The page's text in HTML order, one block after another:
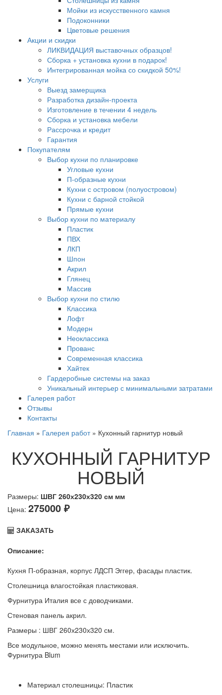
Мойки из искусственного камня
Подоконники
Цветовые решения
Акции и скидки
ЛИКВИДАЦИЯ выставочных образцов!
Сборка + установка кухни в подарок!
Интегрированная мойка со скидкой 50%!
Услуги
Выезд замерщика
Разработка дизайн-проекта
Изготовление в течении 4 недель
Сборка и установка мебели
Рассрочка и кредит
Гарантия
Покупателям
Выбор кухни по планировке
Угловые кухни
П-образные кухни
Кухни с островом (полуостровом)
Кухни с барной стойкой
Прямые кухни
Выбор кухни по материалу
Пластик
ПВХ
ЛКП
Шпон
Акрил
Глянец
Массив
Выбор кухни по стилю
Классика
Лофт
Модерн
Неоклассика
Прованс
Современная классика
Хайтек
Гардеробные системы на заказ
Уникальный интерьер с минимальными затратами
Галерея работ
Отзывы
Контакты
Главная » Галерея работ» Кухонный гарнитур новый
КУХОННЫЙ ГАРНИТУР
НОВЫЙ
Размеры: ШВГ 260х230х320 см мм
Цена: 275000 ₽
ЗАКАЗАТЬ
Описание:
Кухня П-образная, корпус ЛДСП Эггер, фасады пластик.
Столешница влагостойкая пластиковая.
Фурнитура Италия все с доводчиками.
Стеновая панель акрил.
Размеры : ШВГ 260х230х320 см.
Все модульное, можно менять местами или исключить.
Фурнитура Blum
Материал столешницы: Пластик